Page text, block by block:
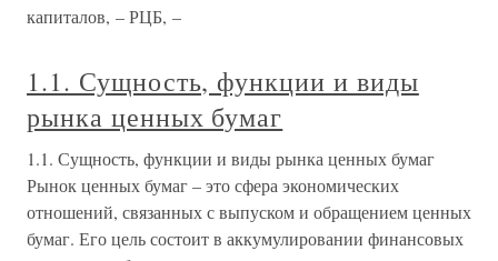
капиталов, – РЦБ, –
1.1. Сущность, функции и виды
рынка ценных бумаг
1.1. Сущность, функции и виды рынка ценных бумаг
Рынок ценных бумаг – это сфера экономических
отношений, связанных с выпуском и обращением ценных
бумаг. Его цель состоит в аккумулировании финансовых